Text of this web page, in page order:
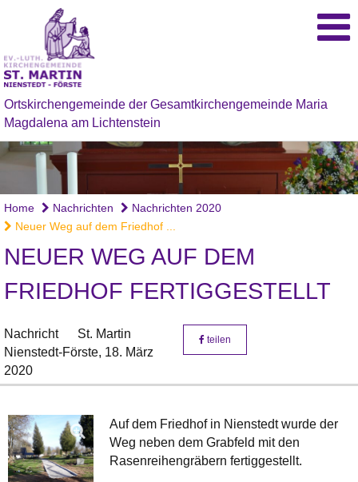
Ortskirchengemeinde der Gesamtkirchengemeinde Maria
Magdalena am Lichtenstein
Home Nachrichten
Nachrichten 2020
Neuer Weg auf dem Friedhof ...
NEUER WEG AUF DEM
FRIEDHOF FERTIGGESTELLT
Nachricht
St. Martin
Nienstedt-Förste, 18. März
2020
teilen
Auf dem Friedhof in Nienstedt wurde der
Weg neben dem Grabfeld mit den
Rasenreihengräbern fertiggestellt.